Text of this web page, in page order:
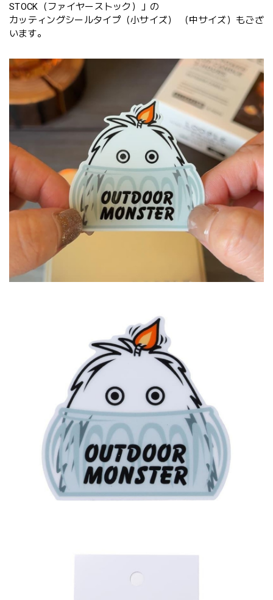
STOCK（ファイヤーストック）」の
カッティングシールタイプ（小サイズ） （中サイズ）もござ
います。